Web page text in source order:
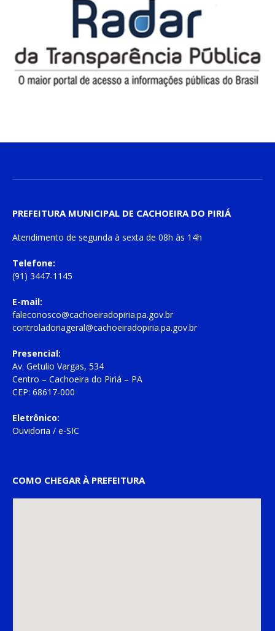
PREFEITURA MUNICIPAL DE CACHOEIRA DO PIRIÁ
Atendimento de segunda à sexta de 08h às 14h
Telefone:
(91) 3447-1145
E-mail:
faleconosco@cachoeiradopiria.pa.gov.br
controladoriageral@cachoeiradopiria.pa.gov.br
Presencial:
Av. Getulio Vargas, 534
Centro – Cachoeira do Piriá – PA
CEP: 68617-000
Eletrônico:
Ouvidoria / e-SIC
COMO CHEGAR À PREFEITURA